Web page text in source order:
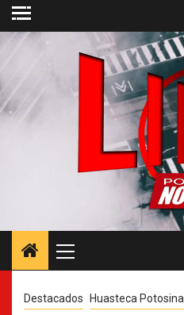
Saltar
contenido
principal
Destacados Huasteca Potosina